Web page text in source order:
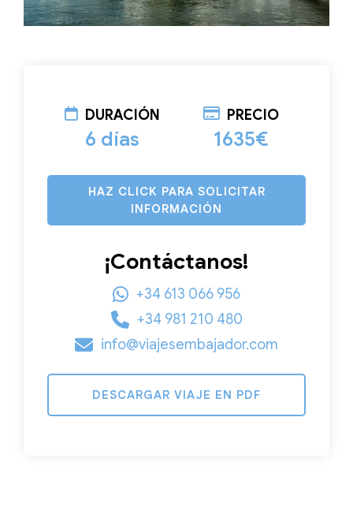
DURACIÓN
6 días
PRECIO
1635€
HAZ CLICK PARA SOLICITAR
INFORMACIÓN
¡Contáctanos!
+34 613 066 956
+34 981 210 480
info@viajesembajador.com
DESCARGAR VIAJE EN PDF